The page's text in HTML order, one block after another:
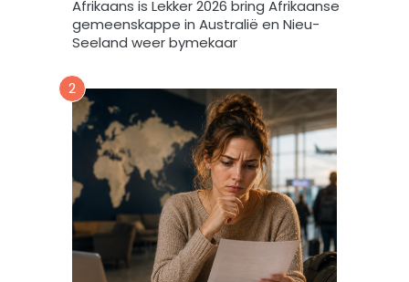
e
k
d
a
a
r
t
e
d
a
Afrikaans is Lekker 2026 bring Afrikaanse
gemeenskappe in Australië en Nieu-
Seeland weer bymekaar
2